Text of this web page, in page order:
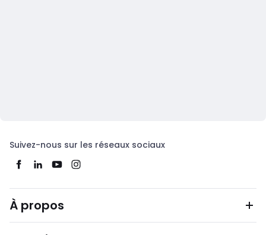
Suivez-nous sur les réseaux sociaux
À propos